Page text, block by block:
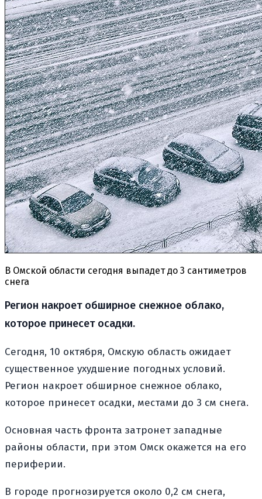
В Омской области сегодня выпадет до 3 сантиметров
снега
Регион накроет обширное снежное облако,
которое принесет осадки.
Сегодня, 10 октября, Омскую область ожидает
существенное ухудшение погодных условий.
Регион накроет обширное снежное облако,
которое принесет осадки, местами до 3 см снега.
Основная часть фронта затронет западные
районы области, при этом Омск окажется на его
периферии.
В городе прогнозируется около 0,2 см снега,